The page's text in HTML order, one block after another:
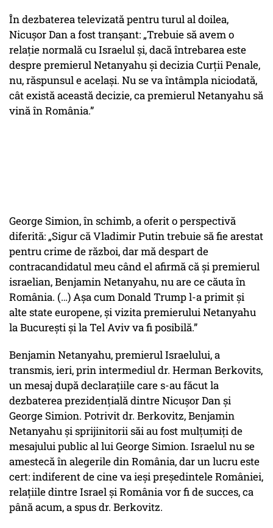
În dezbaterea televizată pentru turul al doilea,
Nicușor Dan a fost tranșant: „Trebuie să avem o
relație normală cu Israelul și, dacă întrebarea este
despre premierul Netanyahu și decizia Curții Penale,
nu, răspunsul e același. Nu se va întâmpla niciodată,
cât există această decizie, ca premierul Netanyahu să
vină în România.”
George Simion, în schimb, a oferit o perspectivă
diferită: „Sigur că Vladimir Putin trebuie să fie arestat
pentru crime de război, dar mă despart de
contracandidatul meu când el afirmă că și premierul
israelian, Benjamin Netanyahu, nu are ce căuta în
România. (…) Așa cum Donald Trump l-a primit și
alte state europene, și vizita premierului Netanyahu
la București și la Tel Aviv va fi posibilă.”
Benjamin Netanyahu, premierul Israelului, a
transmis, ieri, prin intermediul dr. Herman Berkovits,
un mesaj după declarațiile care s-au făcut la
dezbaterea prezidențială dintre Nicușor Dan și
George Simion. Potrivit dr. Berkovitz, Benjamin
Netanyahu și sprijinitorii săi au fost mulțumiți de
mesajului public al lui George Simion. Israelul nu se
amestecă în alegerile din România, dar un lucru este
cert: indiferent de cine va ieși președintele României,
relațiile dintre Israel și România vor fi de succes, ca
până acum, a spus dr. Berkovitz.